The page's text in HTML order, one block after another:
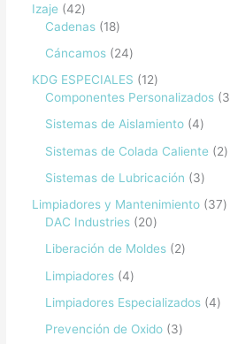
Izaje
42
Cadenas
18
Cáncamos
24
KDG ESPECIALES
12
Componentes Personalizados
3
Sistemas de Aislamiento 4
Sistemas de Colada Caliente
2
Sistemas de Lubricación
3
Limpiadores y Mantenimiento
37
DAC Industries
20
Liberación de Moldes
2
Limpiadores 4
Limpiadores Especializados 4
Prevención de Oxido
3